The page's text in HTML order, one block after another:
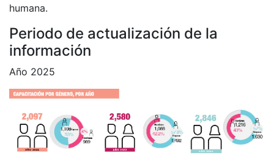
humana.­
Periodo de actualización de la
información
Año 2025